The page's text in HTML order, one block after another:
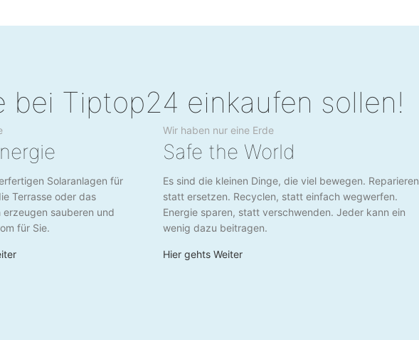
bei Tiptop24 einkaufen sollen!
Solaranlagen für
Terrasse oder das
erzeugen sauberen und
für Sie.
Wir haben nur eine Erde
Safe the World
Es sind die kleinen Dinge, die viel bewegen. Reparieren
statt ersetzen. Recyclen, statt einfach wegwerfen.
Energie sparen, statt verschwenden. Jeder kann ein
wenig dazu beitragen.
Hier gehts Weiter